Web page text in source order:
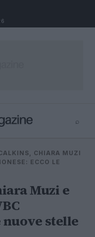
⌕
⌕ ×
CHIARA MUZI
ECCO LE
Muzi e
nuove stelle